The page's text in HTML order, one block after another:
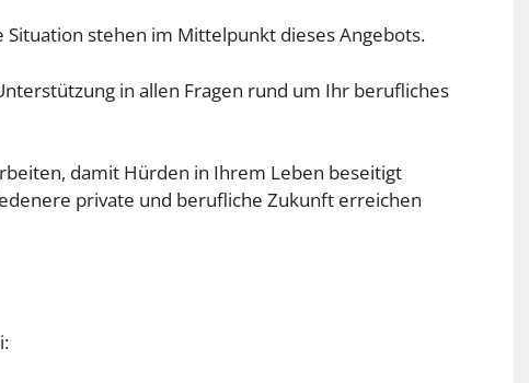
stehen im Mittelpunkt dieses Angebots.
in allen Fragen rund um Ihr berufliches
damit Hürden in Ihrem Leben beseitigt
private und berufliche Zukunft erreichen